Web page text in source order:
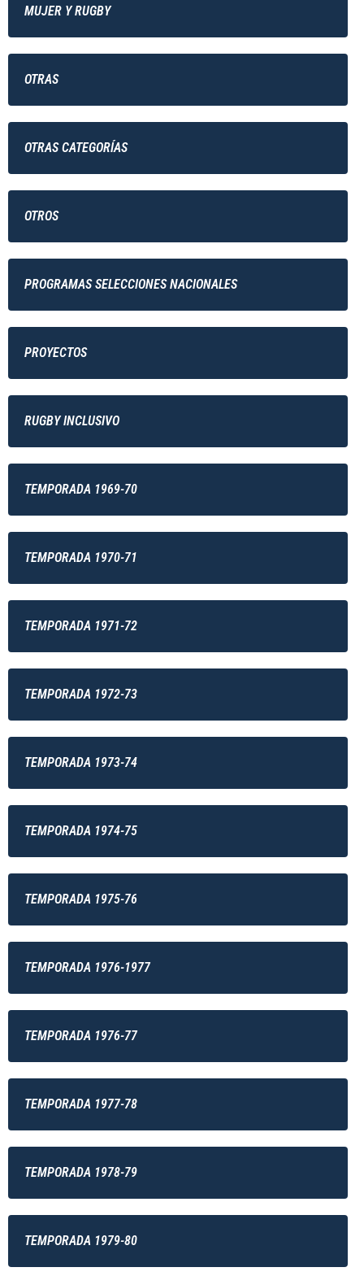
MUJER Y RUGBY
OTRAS
OTRAS CATEGORÍAS
OTROS
PROGRAMAS SELECCIONES NACIONALES
PROYECTOS
RUGBY INCLUSIVO
TEMPORADA 1969-70
TEMPORADA 1970-71
TEMPORADA 1971-72
TEMPORADA 1972-73
TEMPORADA 1973-74
TEMPORADA 1974-75
TEMPORADA 1975-76
TEMPORADA 1976-1977
TEMPORADA 1976-77
TEMPORADA 1977-78
TEMPORADA 1978-79
TEMPORADA 1979-80